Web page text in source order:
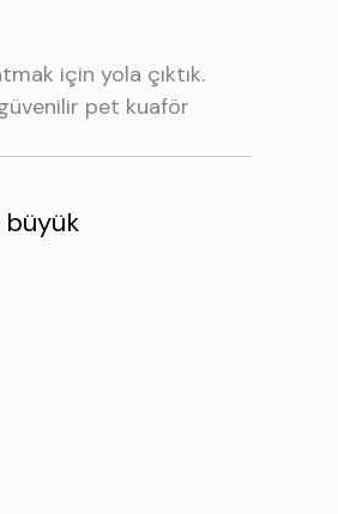
için yola çıktık.
pet kuaför
büyük